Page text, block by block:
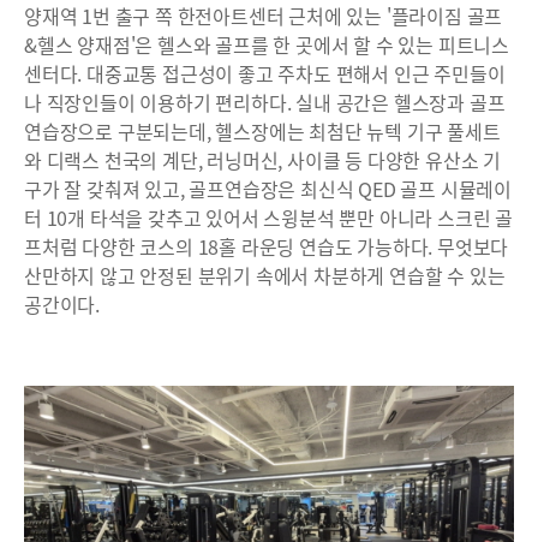
양재역 1번 출구 쪽 한전아트센터 근처에 있는 '플라이짐 골프
&헬스 양재점'은 헬스와 골프를 한 곳에서 할 수 있는 피트니스
센터다. 대중교통 접근성이 좋고 주차도 편해서 인근 주민들이
나 직장인들이 이용하기 편리하다. 실내 공간은 헬스장과 골프
연습장으로 구분되는데, 헬스장에는 최첨단 뉴텍 기구 풀세트
와 디랙스 천국의 계단, 러닝머신, 사이클 등 다양한 유산소 기
구가 잘 갖춰져 있고, 골프연습장은 최신식 QED 골프 시뮬레이
터 10개 타석을 갖추고 있어서 스윙분석 뿐만 아니라 스크린 골
프처럼 다양한 코스의 18홀 라운딩 연습도 가능하다. 무엇보다
산만하지 않고 안정된 분위기 속에서 차분하게 연습할 수 있는
공간이다.